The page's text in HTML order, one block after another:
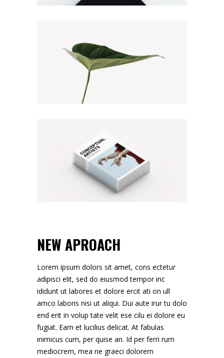
NEW APROACH
Lorem ipsum dolors sit amet, cons ectetur
adipisci elit, sed do eiusmod tempor inc
ididunt ut labores et dolore ercit ati on ull
amco laboris nisi ut aliqui. Dui aute irur tu dolo
end erit in volup tate velit ese cilu ei dolore eu
fugiat. Eam et lucilius delicat. At fabulas
inimicus cum, per quise an. Id per ferri rum
mediocrem, mea ne graeci dolorem